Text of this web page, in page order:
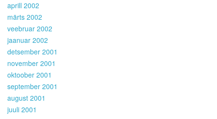
aprill 2002
märts 2002
veebruar 2002
jaanuar 2002
detsember 2001
november 2001
oktoober 2001
september 2001
august 2001
juuli 2001